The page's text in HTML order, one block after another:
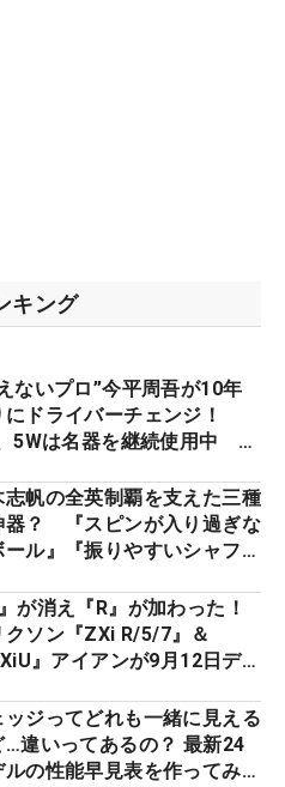
キング
ないプロ”今平周吾が10年
にドライバーチェンジ！
5Wは名器を継続使用中 #
志帆の全英制覇を支えた三種
器？ 『スピンが入り過ぎな
ール』『振りやすいシャフ
#女子プロセッティング
』が消え『R』が加わった！
クソン『ZXi R/5/7』＆
』アイアンが9月12日デ
ッジってどれも一緒に見える
…違いってあるの？ 最新24
ルの性能早見表を作ってみ